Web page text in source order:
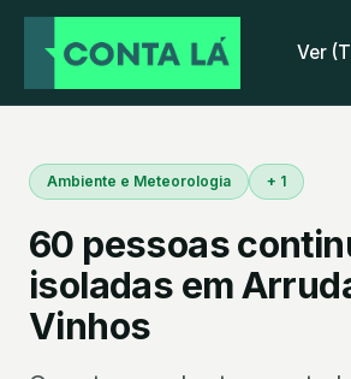
Ver
Ambiente e Meteorologia + 1
60 pessoas
isoladas em
Vinhos